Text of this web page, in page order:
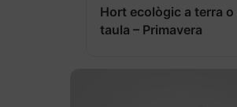
Hort ecològic a terra o
taula – Primavera